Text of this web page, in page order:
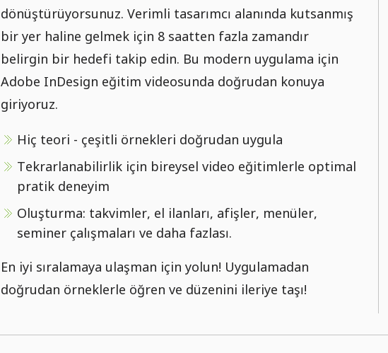
dönüştürüyorsunuz. Verimli tasarımcı alanında kutsanmış
bir yer haline gelmek için 8 saatten fazla zamandır
belirgin bir hedefi takip edin. Bu modern uygulama için
Adobe InDesign eğitim videosunda doğrudan konuya
giriyoruz.
Hiç teori - çeşitli örnekleri doğrudan uygula
Tekrarlanabilirlik için bireysel video eğitimlerle optimal
pratik deneyim
Oluşturma: takvimler, el ilanları, afişler, menüler,
seminer çalışmaları ve daha fazlası.
En iyi sıralamaya ulaşman için yolun! Uygulamadan
doğrudan örneklerle öğren ve düzenini ileriye taşı!